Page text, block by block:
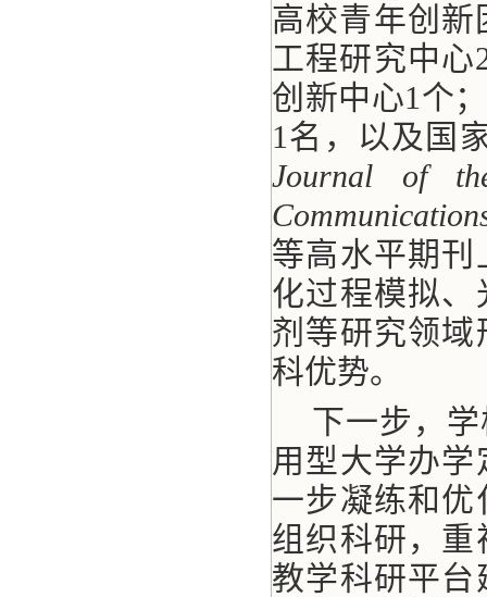
高校青年创新
工程研究中
创新中心1个
1名，以及国
Journal of
等高水平期
化过程模拟
剂等研究领
科优势。
下一步，
用型大学办
一步凝练和
组织科研，
教学科研平